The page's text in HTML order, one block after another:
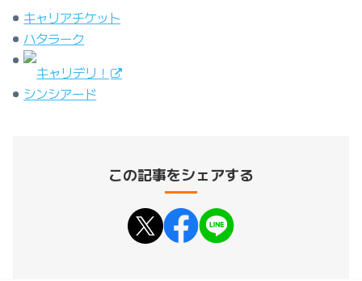
キャリアチケット
ハタラーク
キャリデリ！
シンシアード
この記事をシェアする